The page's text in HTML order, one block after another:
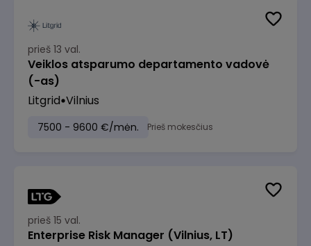
prieš 13 val.
Veiklos atsparumo departamento vadovė
(-as)
Litgrid Vilnius
7500 - 9600 €/mėn. Prieš mokesčius
prieš 15 val.
Enterprise Risk Manager (Vilnius, LT)